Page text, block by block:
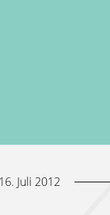
16. Juli 2012